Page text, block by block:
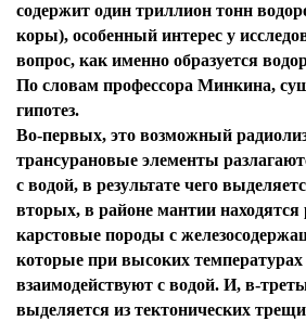
содержит один триллион тонн
коры), особенный интерес у
вопрос, как именно образуется
По словам профессора Минкина,
гипотез.
Во-первых, это возможный
трансурановые элементы
с водой, в результате чего
вторых, в районе мантии находятся
карстовые породы с
которые при высоких
взаимодействуют с водой. И, в-
выделяется из тектонических